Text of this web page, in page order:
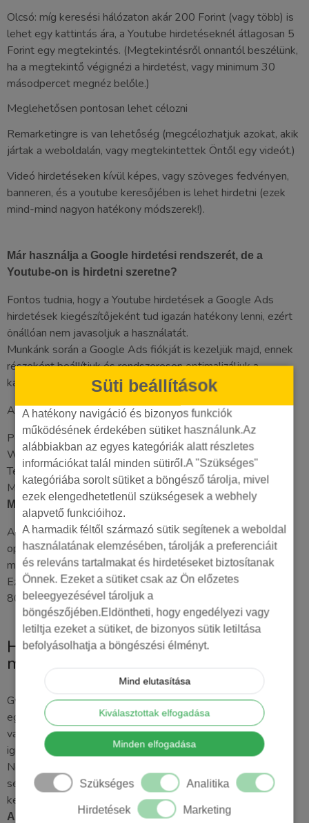
Süti beállítások
A hatékony navigáció és bizonyos funkciók
működésének érdekében sütiket használunk.Az
alábbiakban az egyes kategóriák alatt részletes
információkat talál minden sütiről.A "Szükséges"
kategóriába sorolt sütiket a böngésző tárolja, mivel
ezek elengedhetetlenül szükségesek a webhely
alapvető funkcióihoz.
A harmadik féltől származó sütik segítenek a weboldal
használatának elemzésében, tárolják a preferenciáit
és releváns tartalmakat és hirdetéseket biztosítanak
Önnek. Ezeket a sütiket csak az Ön előzetes
beleegyezésével tároljuk a
böngészőjében.Eldöntheti, hogy engedélyezi vagy
letiltja ezeket a sütiket, de bizonyos sütik letiltása
befolyásolhatja a böngészési élményt.
Mind elutasítása
Kiválasztottak elfogadása
Minden elfogadása
Szükséges Analitika
Hirdetések Marketing
Olcsó: míg keresési hálózaton akár 200 Forint (vagy több) is
lehet egy kattintás ára, a Youtube hirdetéseknél átlagosan 5
Forint egy megtekintés. (Megtekintésről onnantól beszélünk,
ha a megtekintő végignézi a hirdetést, vagy minimum 30
másodpercet megnéz belőle.)
Meglehetősen pontosan lehet célozni
Remarketingre is van lehetőség (megcélozhatjuk azokat, akik
jártak a weboldalán, vagy megtekintettek Öntől egy videót.)
Videó hirdetéseken kívül képes, vagy szöveges fedvényen,
banneren, és a youtube keresőjében is lehet hirdetni (ezek
mind-mind nagyon hatékony módszerek!).
Már használja a Google hirdetési rendszerét, de a
Youtube-on is hirdetni szeretne?
Fontos tudnia, hogy a Youtube hirdetések a Google Ads
hirdetések kiegészítőjeként tud igazán hatékony lenni, ezért
önállóan nem javasoljuk a használatát.
Munkánk során a Google Ads fiókját is kezeljük majd, ennek
részeként beállítjuk és rendszeresen optimalizáljuk a
kapcsolódó videó kampányokat is.
A következő kampánycélok közül választhat:
Potenciális ügyfelek számának növelése
Webhelyforgalom növelése
Termék és márka fontolóra vétele
Márka ismertsége és elérése
Mennyibe kerül a szolgáltatás?
Az Google Ads és Youtube kampányok rendszeres
optimalizálásának munkadíja a havi költségkeret 15%-a, de
minimum 80.000Ft+ÁFA/hó.
Ezen felül egyszeri fiók setup költsége szintén
80.000Ft+ÁFA
Hirdetés nélkül szeretne sok videó
megtekintést?
Gyakran előfordul, hogy nem a Youtube csatorna, vagy az
egyik videó népszerűsítése a fő cél, hanem presztízs értéke
van a magas számú videó megtekintésnek. Erre a speciális
igényre is kidolgoztunk egy megoldást.
Nem kell fizetnie a hirdetésekért és kampány kezelésért
sem, helyette videó megtekintéseket tudunk adni rendkívül
kedvező áron.
A részletekért hívjon, vagy írjon most!